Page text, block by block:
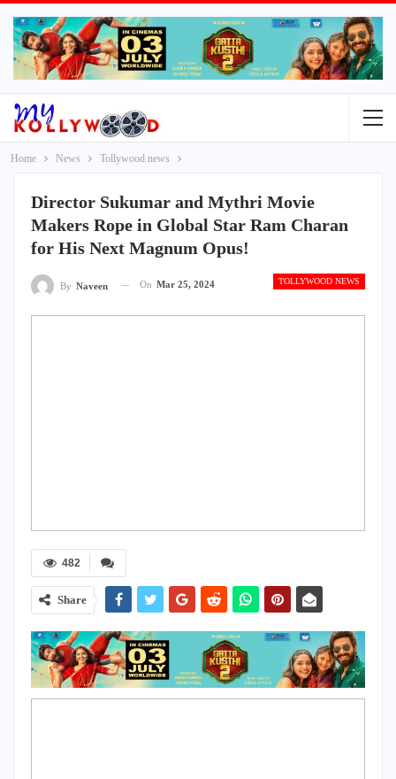
Home News Tollywood news
Director Sukumar and Mythri Movie
Makers Rope in Global Star Ram Charan
for His Next Magnum Opus!
TOLLYWOOD NEWS
By Naveen On Mar 25, 2024
482
Share